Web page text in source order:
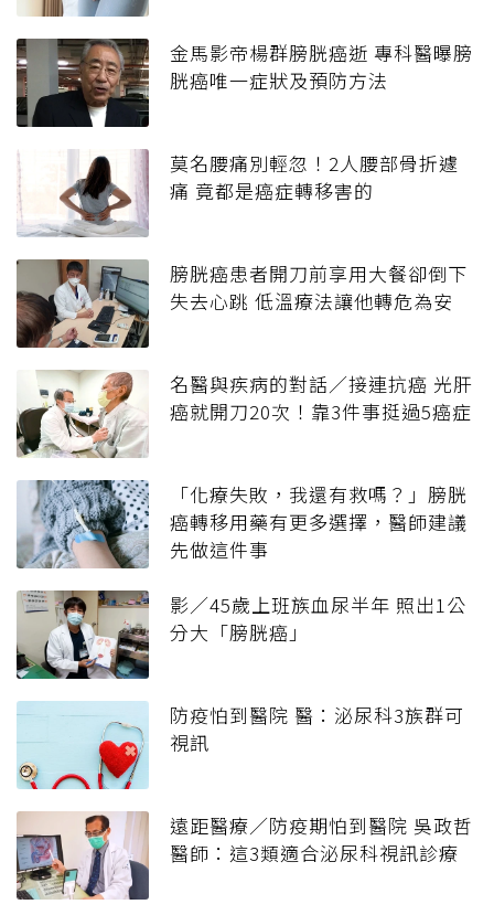
金馬影帝楊群膀胱癌逝 專科醫曝膀
胱癌唯一症狀及預防方法
莫名腰痛別輕忽！2人腰部骨折遽
痛 竟都是癌症轉移害的
膀胱癌患者開刀前享用大餐卻倒下
失去心跳 低溫療法讓他轉危為安
名醫與疾病的對話／接連抗癌 光肝
癌就開刀20次！靠3件事挺過5癌症
「化療失敗，我還有救嗎？」膀胱
癌轉移用藥有更多選擇，醫師建議
先做這件事
影／45歲上班族血尿半年 照出1公
分大「膀胱癌」
防疫怕到醫院 醫：泌尿科3族群可
視訊
遠距醫療／防疫期怕到醫院 吳政哲
醫師：這3類適合泌尿科視訊診療